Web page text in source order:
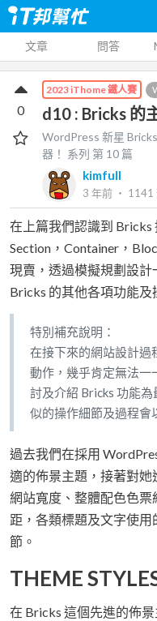
文章 問答
2023 iThome 鐵人賽
d10 : Bricks 的
WordPress 新星
器！ 系列 第 10 篇
kimfull
3 年前 ‧ 1141
0
在上篇我們認識到 Bricks
Section，Container，
現賣，透過模擬規劃設
Bricks 的其他各項功能及
特別補充說明：
在接下來的網站設計過
動作，幾乎肯定無法一
討及介紹 Bricks 功能
似的操作細節及過程會
過去我們在採用
適的佈景主題，接著對
網站寬度、整體配色色
距，各類標題及文字使
節。
THEME
在 Bricks 這個先進的佈